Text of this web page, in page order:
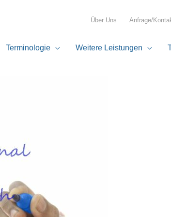
Über Uns Anfrage/
Terminologie Weitere Leistungen